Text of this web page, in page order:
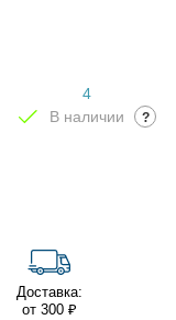
4
В наличии
?
Доставка:
от 300 ₽